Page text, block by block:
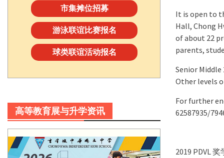
It is open to
Hall, Chong
of about 22
parents,
Senior
Other levels
For further
62587935/
2019 PDVL
市集摊位招募
游泳联谊比赛报名
球类联谊活动报名
高等教育展与升学资讯